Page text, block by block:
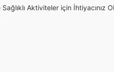
Aktiviteler için İhtiyacınız